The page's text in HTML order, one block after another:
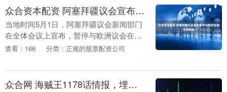
众合资本配资 阿塞拜疆议会宣布暂停与欧洲议会所有联系
当地时间5月1日，阿塞拜疆议会新闻部门
在全体会议上宣布，暂停与欧洲议会在所
有领域的联系。....
查看：166 分类：正规的股票配资公司
众合网 海贼王1178话情报，埋了21年的伏笔填坑，夏姆洛克是龙的卧底